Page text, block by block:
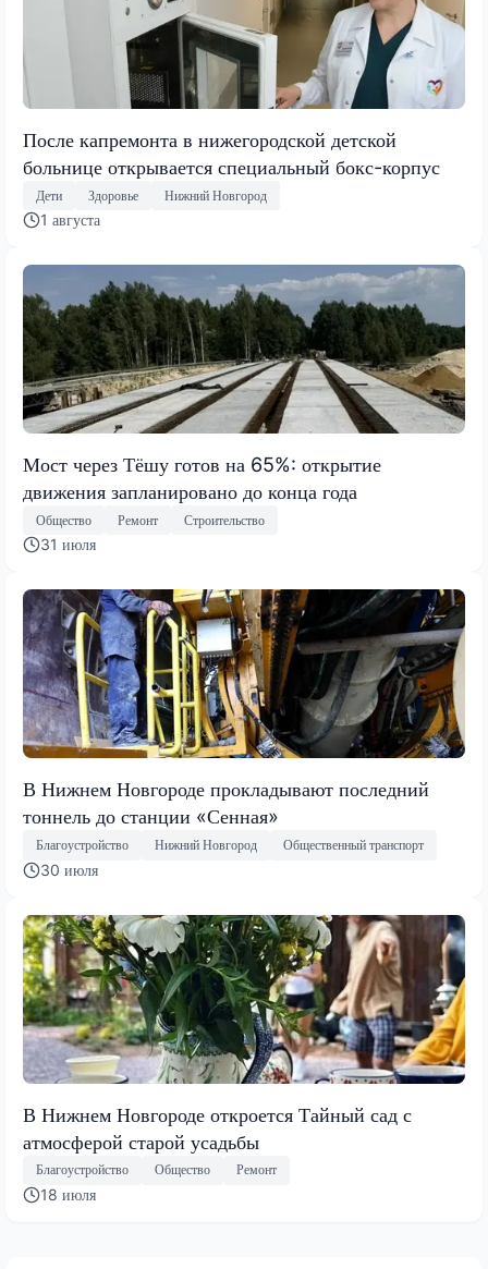
После капремонта в нижегородской детской
больнице открывается специальный бокс-корпус
Дети Здоровье Нижний Новгород
1 августа
Мост через Тёшу готов на 65%: открытие
движения запланировано до конца года
Общество Ремонт Строительство
31 июля
В Нижнем Новгороде прокладывают последний
тоннель до станции «Сенная»
Благоустройство Нижний Новгород Общественный транспорт
30 июля
В Нижнем Новгороде откроется Тайный сад с
атмосферой старой усадьбы
Благоустройство Общество Ремонт
18 июля